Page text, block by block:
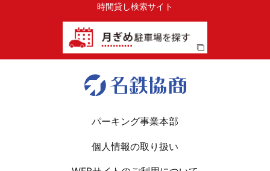
時間貸し検索サイト
パーキング事業本部
個人情報の取り扱い